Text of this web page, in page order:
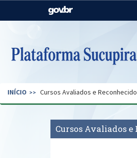
Casa Civil
Pecuária e Abastecimento
Secretaria de Governo
INÍCIO Cursos Avaliados e
Cursos Avaliados e